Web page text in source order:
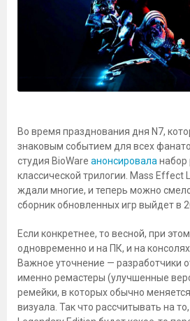
Во время празднования дня N7,
знаковым событием для всех
студия BioWare анонсировала набор
классической трилогии. Mass Effect
ждали многие, и теперь можно
сборник обновленных игр выйдет в
Если конкретнее, то весной, при
одновременно и на ПК, и на
Важное уточнение — разработчики
именно ремастеры (улучшенные
ремейки, в которых обычно
визуала. Так что рассчитывать на